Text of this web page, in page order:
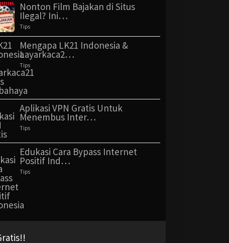
Nonton Film Bajakan di Situs
Ilegal? Ini…
Tips
Mengapa LK21 Indonesia &
Layarkaca2…
Tips
Aplikasi VPN Gratis Untuk
Menembus Inter…
Tips
Edukasi Cara Bypass Internet
Positif Ind…
Tips